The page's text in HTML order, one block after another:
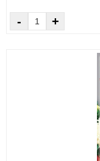
- +